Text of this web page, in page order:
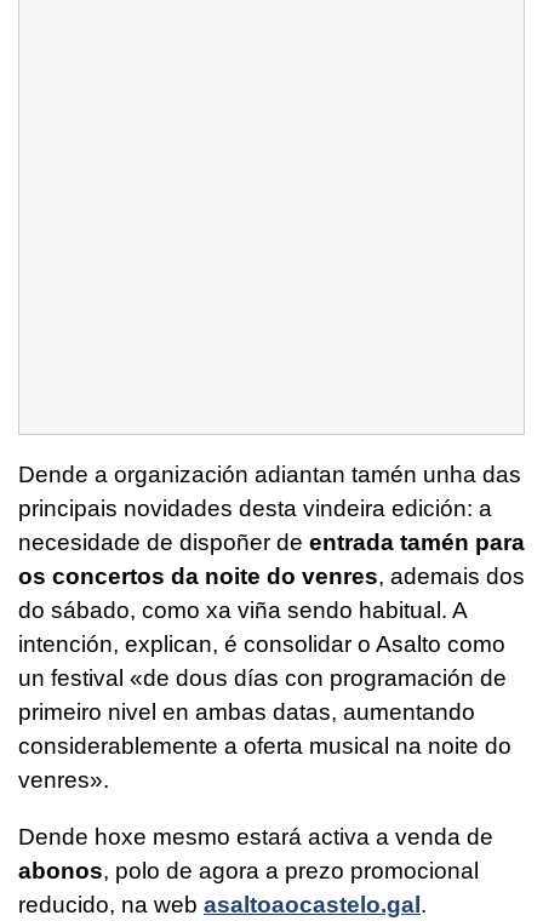
Dende a organización adiantan tamén unha das
principais novidades desta vindeira edición: a
necesidade de dispoñer de entrada tamén para
os concertos da noite do venres, ademais dos
do sábado, como xa viña sendo habitual. A
intención, explican, é consolidar o Asalto como
un festival «de dous días con programación de
primeiro nivel en ambas datas, aumentando
considerablemente a oferta musical na noite do
venres».
Dende hoxe mesmo estará activa a venda de
abonos, polo de agora a prezo promocional
reducido, na web asaltoaocastelo.gal .